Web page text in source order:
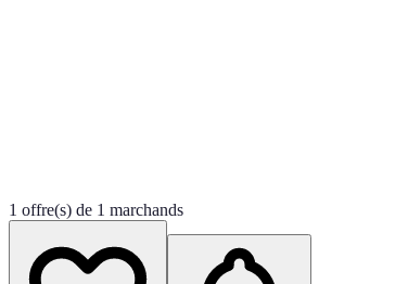
1 offre(s) de 1 marchands